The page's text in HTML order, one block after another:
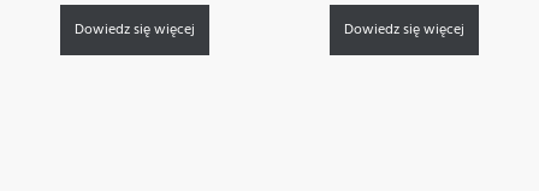
Dowiedz się więcej Dowiedz się więcej